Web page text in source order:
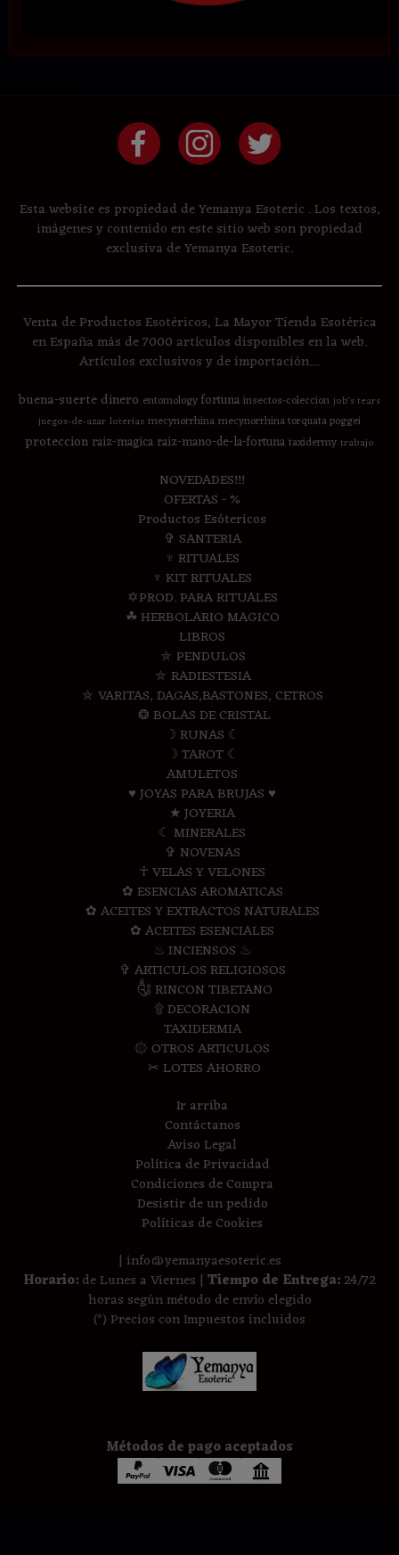
Esta website es propiedad de Yemanya Esoteric . Los textos,
imágenes y contenido en este sitio web son propiedad
exclusiva de Yemanya Esoteric.
Venta de Productos Esotéricos, La Mayor Tienda Esotérica
en España más de 7000 artículos disponibles en la web.
Artículos exclusivos y de importación....
buena-suertedinero entomologyfortunainsectos-coleccion job's tears
juegos-de-azar loterias mecynorrhinamecynorrhina torquata poggei
proteccion raiz-magica raiz-mano-de-la-fortunataxidermy trabajo
NOVEDADES!!!
OFERTAS - %
Productos Esótericos
✞ SANTERIA
♆ RITUALES
♆ KIT RITUALES
✡PROD. PARA RITUALES
☘ HERBOLARIO MAGICO
LIBROS
⛤ PENDULOS
⛤ RADIESTESIA
⛤ VARITAS, DAGAS,BASTONES, CETROS
❂ BOLAS DE CRISTAL
☽ RUNAS ☾
☽ TAROT ☾
AMULETOS
♥ JOYAS PARA BRUJAS ♥
★ JOYERIA
☾ MINERALES
✞ NOVENAS
☥ VELAS Y VELONES
✿ ESENCIAS AROMATICAS
✿ ACEITES Y EXTRACTOS NATURALES
✿ ACEITES ESENCIALES
♨ INCIENSOS ♨
✞ ARTICULOS RELIGIOSOS
༃ RINCON TIBETANO
۩ DECORACION
TAXIDERMIA
۞ OTROS ARTICULOS
✂ LOTES AHORRO
Ir arriba
Contáctanos
Aviso Legal
Política de Privacidad
Condiciones de Compra
Desistir de un pedido
Políticas de Cookies
| info@yemanyaesoteric.es
Horario:de Lunes a Viernes | Tiempo de Entrega:24/72
horas según método de envío elegido
(*) Precios con Impuestos incluidos
Métodos de pago aceptados